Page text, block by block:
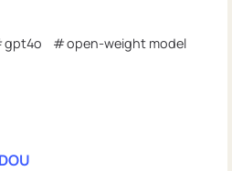
gpt4o
open-weight model